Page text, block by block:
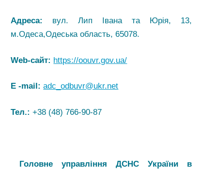
Адреса:
вул. Лип Івана та Юрія, 13,
м.Одеса,Одеська область, 65078.
Web-сайт: https://oouvr.gov.ua/
E -mail: adc_odbuvr@ukr.net
Тел.: +38 (48) 766-90-87
Головне управління ДСНС України в